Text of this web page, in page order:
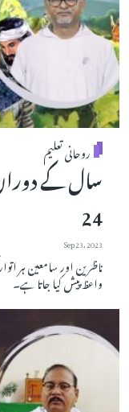
روحانی تعلیم
24
Sep 23, 2023
ناظرین اور سامعین ہر
واعظ پیش کیا جاتا ہے۔